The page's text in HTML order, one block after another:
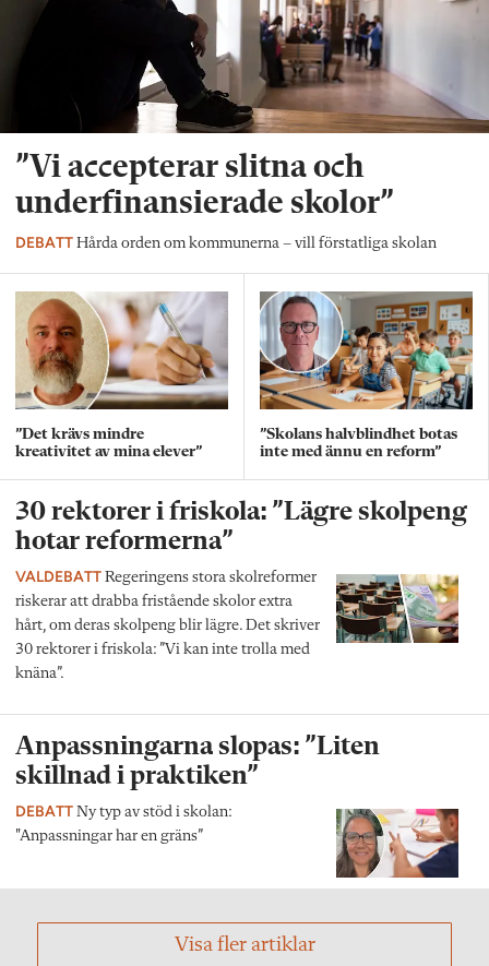
”Vi accepterar slitna och
underfinansierade skolor”
DEBATT Hårda orden om kommunerna – vill förstatliga skolan
”Det krävs mindre
kreativitet av mina elever”
”Skolans halvblindhet botas
inte med ännu en reform”
30 rektorer i friskola: ”Lägre skolpeng
hotar reformerna”
VALDEBATT Regeringens stora skolreformer
riskerar att drabba fristående skolor extra
hårt, om deras skolpeng blir lägre. Det skriver
30 rektorer i friskola: ”Vi kan inte trolla med
knäna”.
Anpassningarna slopas: ”Liten
skillnad i praktiken”
DEBATT Ny typ av stöd i skolan:
"Anpassningar har en gräns”
Visa fler artiklar